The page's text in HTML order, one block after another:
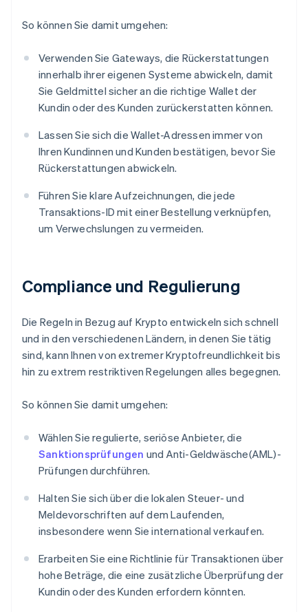
So können Sie damit umgehen:
Verwenden Sie Gateways, die Rückerstattungen
innerhalb ihrer eigenen Systeme abwickeln, damit
Sie Geldmittel sicher an die richtige Wallet der
Kundin oder des Kunden zurückerstatten können.
Lassen Sie sich die Wallet-Adressen immer von
Ihren Kundinnen und Kunden bestätigen, bevor Sie
Rückerstattungen abwickeln.
Führen Sie klare Aufzeichnungen, die jede
Transaktions-ID mit einer Bestellung verknüpfen,
um Verwechslungen zu vermeiden.
Compliance und Regulierung
Die Regeln in Bezug auf Krypto entwickeln sich schnell
und in den verschiedenen Ländern, in denen Sie tätig
sind, kann Ihnen von extremer Kryptofreundlichkeit bis
hin zu extrem restriktiven Regelungen alles begegnen.
So können Sie damit umgehen:
Wählen Sie regulierte, seriöse Anbieter, die
Sanktionsprüfungen und Anti-Geldwäsche(AML)-
Prüfungen durchführen.
Halten Sie sich über die lokalen Steuer- und
Meldevorschriften auf dem Laufenden,
insbesondere wenn Sie international verkaufen.
Erarbeiten Sie eine Richtlinie für Transaktionen über
hohe Beträge, die eine zusätzliche Überprüfung der
Kundin oder des Kunden erfordern könnten.